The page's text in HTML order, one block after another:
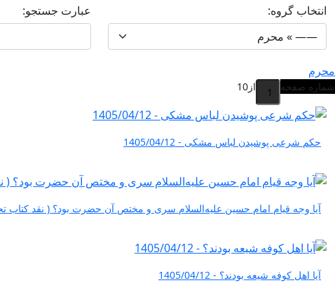
انتخاب گروه: عبارت جستجو:
محرم
شماره صفحه از 10
حکم شرعی پوشیدن لباس مشکی - 1405/04/12
آیا وجه قیام امام حسین علیه‌السلام سری و مختص آن حضرت بود؟ ( نقد کتاب تحلیل
آیا اهل کوفه شیعه بودند؟ - 1405/04/12